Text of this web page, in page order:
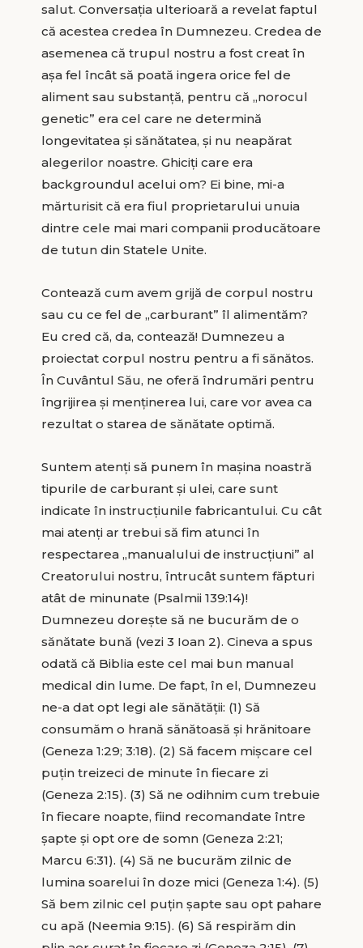
salut. Conversația ulterioară a revelat faptul
că acestea credea în Dumnezeu. Credea de
asemenea că trupul nostru a fost creat în
așa fel încât să poată ingera orice fel de
aliment sau substanță, pentru că „norocul
genetic” era cel care ne determină
longevitatea și sănătatea, și nu neapărat
alegerilor noastre. Ghiciți care era
backgroundul acelui om? Ei bine, mi-a
mărturisit că era fiul proprietarului unuia
dintre cele mai mari companii producătoare
de tutun din Statele Unite.
Contează cum avem grijă de corpul nostru
sau cu ce fel de „carburant” îl alimentăm?
Eu cred că, da, contează! Dumnezeu a
proiectat corpul nostru pentru a fi sănătos.
În Cuvântul Său, ne oferă îndrumări pentru
îngrijirea și menținerea lui, care vor avea ca
rezultat o starea de sănătate optimă.
Suntem atenți să punem în mașina noastră
tipurile de carburant și ulei, care sunt
indicate în instrucțiunile fabricantului. Cu cât
mai atenți ar trebui să fim atunci în
respectarea „manualului de instrucțiuni” al
Creatorului nostru, întrucât suntem făpturi
atât de minunate (Psalmii 139:14)!
Dumnezeu dorește să ne bucurăm de o
sănătate bună (vezi 3 Ioan 2). Cineva a spus
odată că Biblia este cel mai bun manual
medical din lume. De fapt, în el, Dumnezeu
ne-a dat opt legi ale sănătății: (1) Să
consumăm o hrană sănătoasă și hrănitoare
(Geneza 1:29; 3:18). (2) Să facem mișcare cel
puțin treizeci de minute în fiecare zi
(Geneza 2:15). (3) Să ne odihnim cum trebuie
în fiecare noapte, fiind recomandate între
șapte și opt ore de somn (Geneza 2:21;
Marcu 6:31). (4) Să ne bucurăm zilnic de
lumina soarelui în doze mici (Geneza 1:4). (5)
Să bem zilnic cel puțin șapte sau opt pahare
cu apă (Neemia 9:15). (6) Să respirăm din